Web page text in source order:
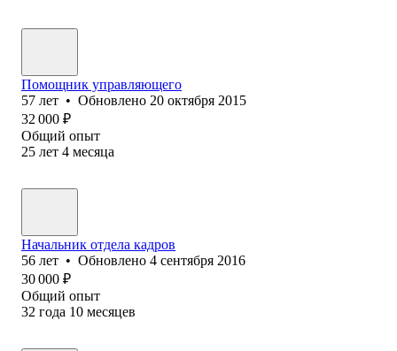
Помощник управляющего
57 лет • Обновлено 20 октября 2015
32 000 ₽
Общий опыт
25 лет 4 месяца
Начальник отдела кадров
56 лет • Обновлено 4 сентября 2016
30 000 ₽
Общий опыт
32 года 10 месяцев